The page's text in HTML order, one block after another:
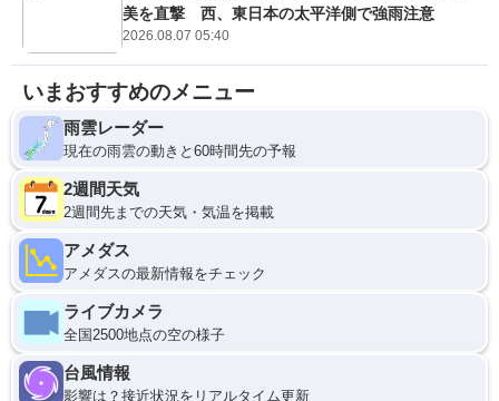
美を直撃 西、東日本の太平洋側で強雨注意
2026.08.07 05:40
いまおすすめのメニュー
雨雲レーダー
現在の雨雲の動きと60時間先の予報
2週間天気
2週間先までの天気・気温を掲載
アメダス
アメダスの最新情報をチェック
ライブカメラ
全国2500地点の空の様子
台風情報
影響は？接近状況をリアルタイム更新